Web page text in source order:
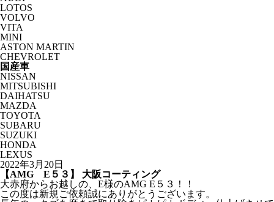
LOTOS
VOLVO
VITA
MINI
ASTON MARTIN
CHEVROLET
国産車
NISSAN
MITSUBISHI
DAIHATSU
MAZDA
TOYOTA
SUBARU
SUZUKI
HONDA
LEXUS
2022年3月20日
【AMG E５３】 大阪コーティング
大赤府からお越しの、E様のAMG E５３！！
この度は新規ご依頼誠にありがとうございます。